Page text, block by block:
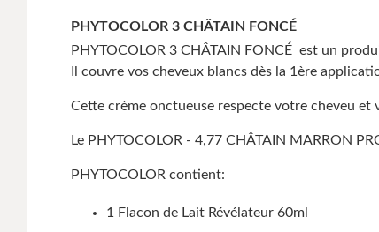
PHYTOCOLOR 3 CHÂTAIN FONCÉ
PHYTOCOLOR 3 CHÂTAIN FONCÉ est un
Il couvre vos cheveux blancs dès la 1ère
Cette crème onctueuse respecte votre cheveu
Le PHYTOCOLOR - 4,77 CHÂTAIN MARRON
PHYTOCOLOR contient:
1 Flacon de Lait Révélateur 60ml